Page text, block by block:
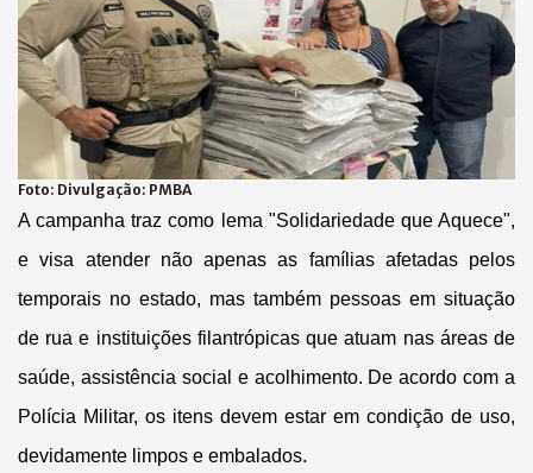
Foto: Divulgação: PMBA
A campanha traz como lema "Solidariedade que Aquece",
e visa atender não apenas as famílias afetadas pelos
temporais no estado, mas também pessoas em situação
de rua e instituições filantrópicas que atuam nas áreas de
saúde, assistência social e acolhimento. De acordo com a
Polícia Militar, os itens devem estar em condição de uso,
devidamente limpos e embalados.